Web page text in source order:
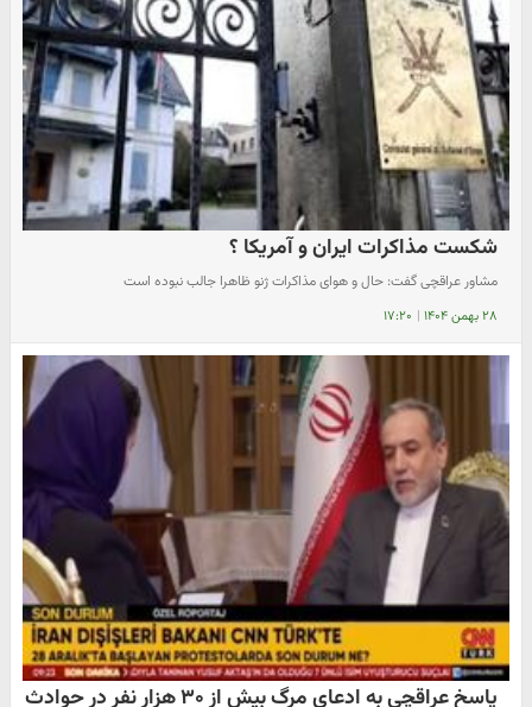
شکست مذاکرات ایران و آمریکا ؟
مشاور عراقچی گفت: حال و هوای مذاکرات ژنو ظاهرا جالب نبوده است
۲۸ بهمن ۱۴۰۴ | ۱۷:۲۰
پاسخ عراقچی به ادعای مرگ بیش از ۳۰ هزار نفر در حوادث